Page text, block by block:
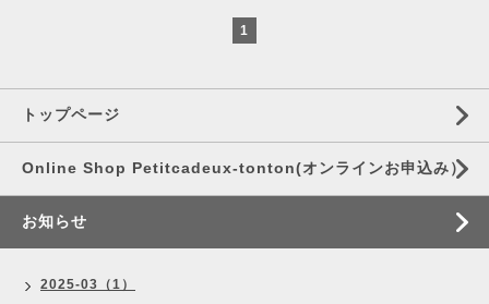
1
トップページ
Online Shop Petitcadeux-tonton(オンラインお申込み）
お知らせ
2025-03（1）